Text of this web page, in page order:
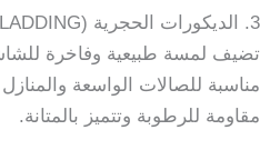
3. الديكورات الحجرية (STONE CLADDING)
تضيف لمسة طبيعية وفاخرة
مناسبة للصالات الواسعة
مقاومة للرطوبة وتتميز بالمتانة.